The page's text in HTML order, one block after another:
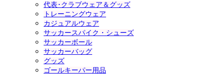
代表･クラブウェア＆グッズ
トレーニングウェア
カジュアルウェア
サッカースパイク・シューズ
サッカーボール
サッカーバッグ
グッズ
ゴールキーパー用品